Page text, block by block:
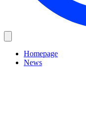
Homepage
News